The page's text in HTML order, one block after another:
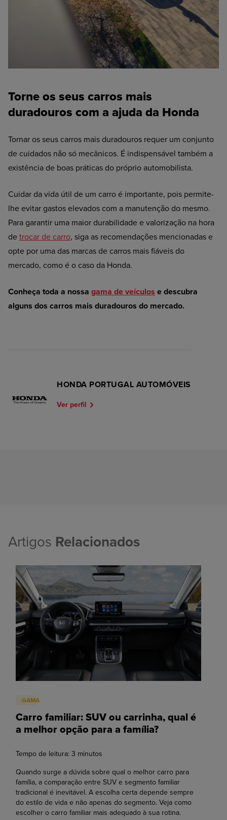
Torne os seus carros mais
duradouros com a ajuda da Honda
Tornar os seus carros mais duradouros requer um conjunto
de cuidados não só mecânicos. É indispensável também a
existência de boas práticas do próprio automobilista.
Cuidar da vida útil de um carro é importante, pois permite-
lhe evitar gastos elevados com a manutenção do mesmo.
Para garantir uma maior durabilidade e valorização na hora
de trocar de carro, siga as recomendações mencionadas e
opte por uma das marcas de carros mais fiáveis do
mercado, como é o caso da Honda.
Conheça toda a nossa gama de veículos e descubra
alguns dos carros mais duradouros do mercado.
HONDA PORTUGAL AUTOMÓVEIS
Ver perfil
Artigos Relacionados
GAMA
Carro familiar: SUV ou carrinha, qual é
a melhor opção para a família?
Tempo de leitura: 3 minutos
Quando surge a dúvida sobre qual o melhor carro para
família, a comparação entre SUV e segmento familiar
tradicional é inevitável. A escolha certa depende sempre
do estilo de vida e não apenas do segmento. Veja como
escolher o carro familiar mais adequado à sua rotina.